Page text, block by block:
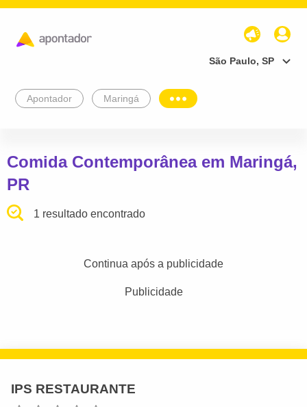
São Paulo, SP
Apontador Maringá
Comida Contemporânea em Maringá,
PR
1 resultado encontrado
Continua após a publicidade
Publicidade
IPS RESTAURANTE